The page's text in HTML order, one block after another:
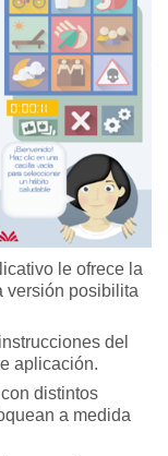
le ofrece la
versión posibilita
del
aplicación.
distintos
a medida